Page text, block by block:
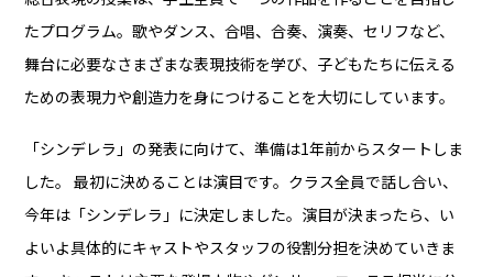
たプログラム。歌やダンス、合唱、合奏、演奏、セリフなど、
舞台に必要なさまざまな表現技術を学び、子どもたちに伝える
ための表現力や創造力を身につけることを大切にしています。
「シンデレラ」の発表に向けて、準備は1年前からスタートしま
した。 最初に決めることは演目です。クラス全員で話し合い、
今年は「シンデレラ」に決定しました。演目が決まったら、い
よいよ具体的にキャストやスタッフの役割分担を決めていきま